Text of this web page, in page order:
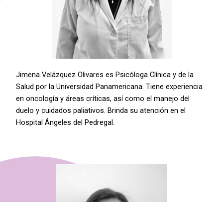
Jimena Velázquez Olivares es Psicóloga Clínica y de la
Salud por la Universidad Panamericana. Tiene experiencia
en oncología y áreas críticas, así como el manejo del
duelo y cuidados paliativos. Brinda su atención en el
Hospital Ángeles del Pedregal.